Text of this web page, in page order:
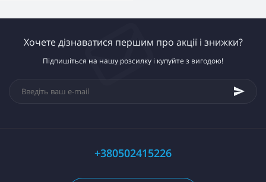
Хочете дізнаватися першим про акції і знижки?
Підпишіться на нашу розсилку і купуйте з вигодою!
+380502415226